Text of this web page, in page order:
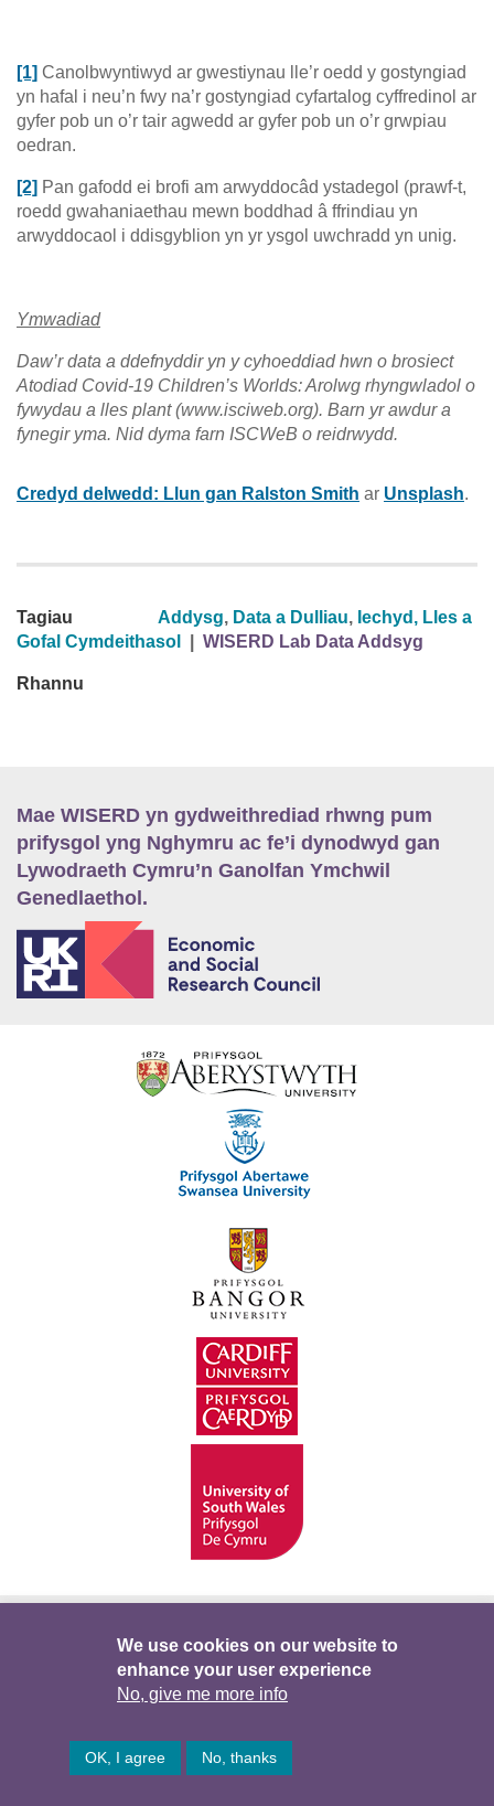
[1] Canolbwyntiwyd ar gwestiynau lle’r oedd y gostyngiad
yn hafal i neu’n fwy na’r gostyngiad cyfartalog cyffredinol ar
gyfer pob un o’r tair agwedd ar gyfer pob un o’r grwpiau
oedran.
[2] Pan gafodd ei brofi am arwyddocâd ystadegol (prawf-t,
roedd gwahaniaethau mewn boddhad â ffrindiau yn
arwyddocaol i ddisgyblion yn yr ysgol uwchradd yn unig.
Ymwadiad
Daw’r data a ddefnyddir yn y cyhoeddiad hwn o brosiect
Atodiad Covid-19 Children’s Worlds: Arolwg rhyngwladol o
fywydau a lles plant (www.isciweb.org). Barn yr awdur a
fynegir yma. Nid dyma farn ISCWeB o reidrwydd.
Credyd delwedd: Llun gan Ralston Smith ar Unsplash.
Tagiau Addysg, Data a Dulliau, Iechyd, Lles a
Gofal Cymdeithasol
WISERD Lab Data Addsyg
Rhannu
Mae WISERD yn gydweithrediad rhwng pum
prifysgol yng Nghymru ac fe’i dynodwyd gan
Lywodraeth Cymru’n Ganolfan Ymchwil
Genedlaethol.
Telerau ac Amodau
We use cookies on our website to
enhance your user experience
No, give me more info
OK, I agree No, thanks